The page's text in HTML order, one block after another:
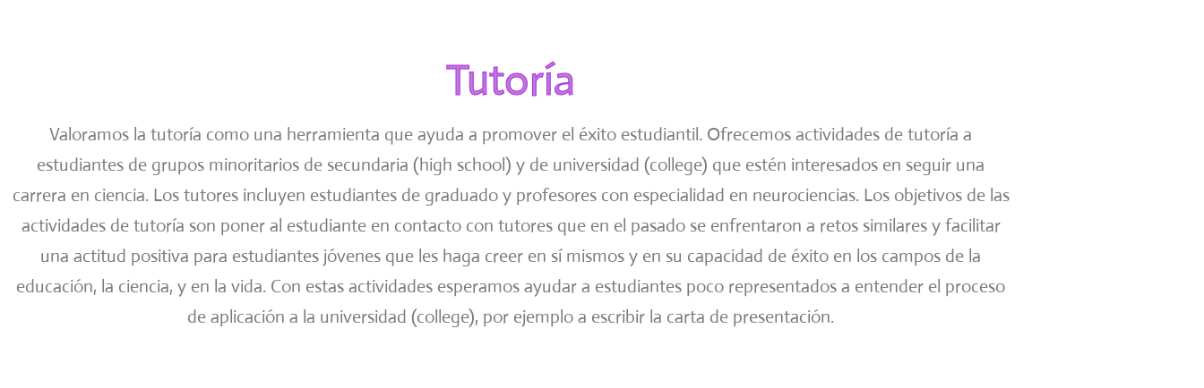
Tutoría
Valoramos la tutoría como una herramienta que ayuda a promover el éxito estudiantil. Ofrecemos actividades de tutoría a
estudiantes de grupos minoritarios de secundaria (high school) y de universidad (college) que estén interesados en seguir una
carrera en ciencia. Los tutores incluyen estudiantes de graduado y profesores con especialidad en neurociencias. Los objetivos de las
actividades de tutoría son poner al estudiante en contacto con tutores que en el pasado se enfrentaron a retos similares y facilitar
una actitud positiva para estudiantes jóvenes que les haga creer en sí mismos y en su capacidad de éxito en los campos de la
educación, la ciencia, y en la vida. Con estas actividades esperamos ayudar a estudiantes poco representados a entender el proceso
de aplicación a la universidad (college), por ejemplo a escribir la carta de presentación.